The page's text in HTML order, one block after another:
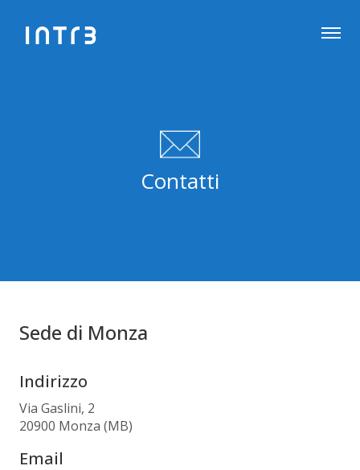
Contatti
Sede di Monza
Indirizzo
Via Gaslini, 2
20900 Monza (MB)
Email